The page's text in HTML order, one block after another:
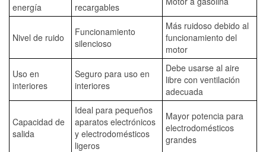
energía
recargables
Nivel de ruido
Funcionamiento
silencioso
Más ruidoso debido al
funcionamiento del
motor
Uso en
interiores
Seguro para uso en
interiores
Debe usarse al aire
libre con ventilación
adecuada
Capacidad de
salida
Ideal para pequeños
aparatos electrónicos
y electrodomésticos
ligeros
Mayor potencia para
electrodomésticos
grandes